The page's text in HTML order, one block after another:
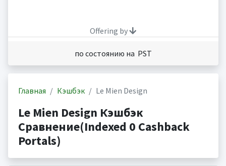
Offering by
по состоянию на PST
Главная Кэшбэк Le Mien Design
Le Mien Design Кэшбэк
Сравнение(Indexed 0 Cashback
Portals)